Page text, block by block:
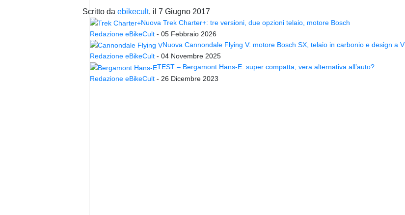
Scritto da ebikecult, il 7 Giugno 2017
Nuova Trek Charter+: tre versioni, due opzioni telaio, motore Bosch
Redazione eBikeCult - 05 Febbraio 2026
Nuova Cannondale Flying V: motore Bosch SX, telaio in carbonio e design a V
Redazione eBikeCult - 04 Novembre 2025
TEST – Bergamont Hans-E: super compatta, vera alternativa all’auto?
Redazione eBikeCult - 26 Dicembre 2023